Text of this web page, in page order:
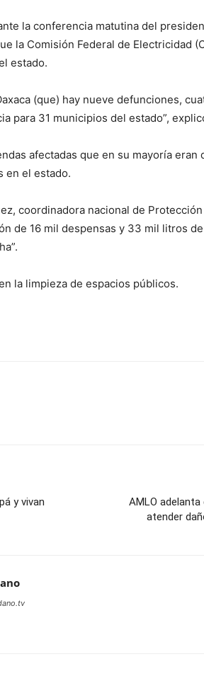
la conferencia matutina del
la Comisión Federal de Electricidad
estado.
(que) hay nueve defunciones,
para 31 municipios del estado”,
afectadas que en su mayoría eran
en el estado.
coordinadora nacional de
de 16 mil despensas y 33 mil litros
la limpieza de espacios públicos.
y vivan
AMLO adelanta
atender